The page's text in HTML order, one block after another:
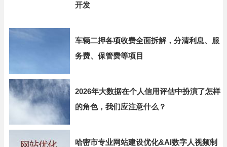
开发
车辆二押各项收费全面拆解，分清利息、服
务费、保管费等项目
2026年大数据在个人信用评估中扮演了怎样
的角色，我们应注意什么？
哈密市专业网站建设优化&AI数字人视频制